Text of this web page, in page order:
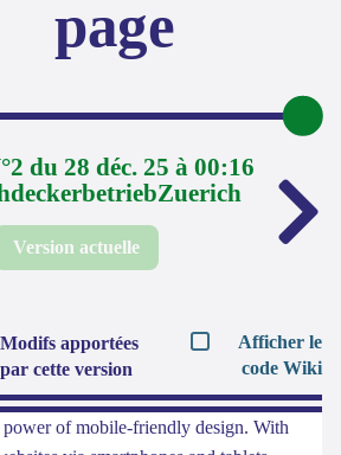
page
du 28 déc. 25 à 00:16
Version actuelle
Modifs apportées
par cette version
Afficher le
code Wiki